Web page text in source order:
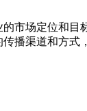
市场定位和
播渠道和方式